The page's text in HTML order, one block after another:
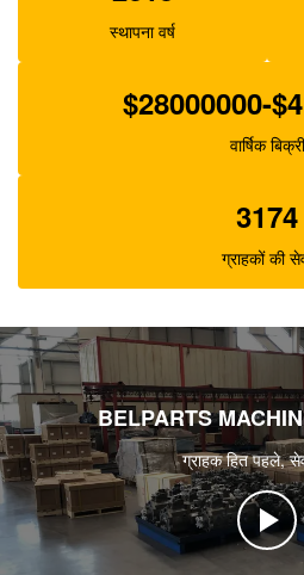
स्थापना वर्ष
$28000000-
वार्षिक बिक्री
3174
ग्राहकों की
BELPARTS
ग्राहक हित पहले,